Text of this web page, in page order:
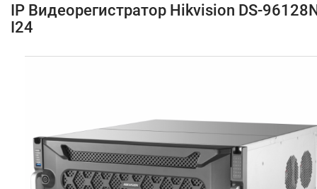
IP Видеорегистратор Hikvision DS-
I24